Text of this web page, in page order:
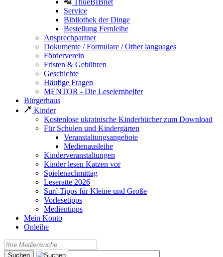
ThueBIBnet
Service
Bibliothek der Dinge
Bestellung Fernleihe
Ansprechpartner
Dokumente / Formulare / Other languages
Förderverein
Fristen & Gebühren
Geschichte
Häufige Fragen
MENTOR - Die Leselernhelfer
Bürgerhaus
Kinder
Kostenlose ukrainische Kinderbücher zum Download
Für Schulen und Kindergärten
Veranstaltungsangebote
Medienausleihe
Kinderveranstaltungen
Kinder lesen Katzen vor
Spielenachmittag
Leseratte 2026
Surf-Tipps für Kleine und Große
Vorlesetipps
Medientipps
Mein Konto
Onleihe